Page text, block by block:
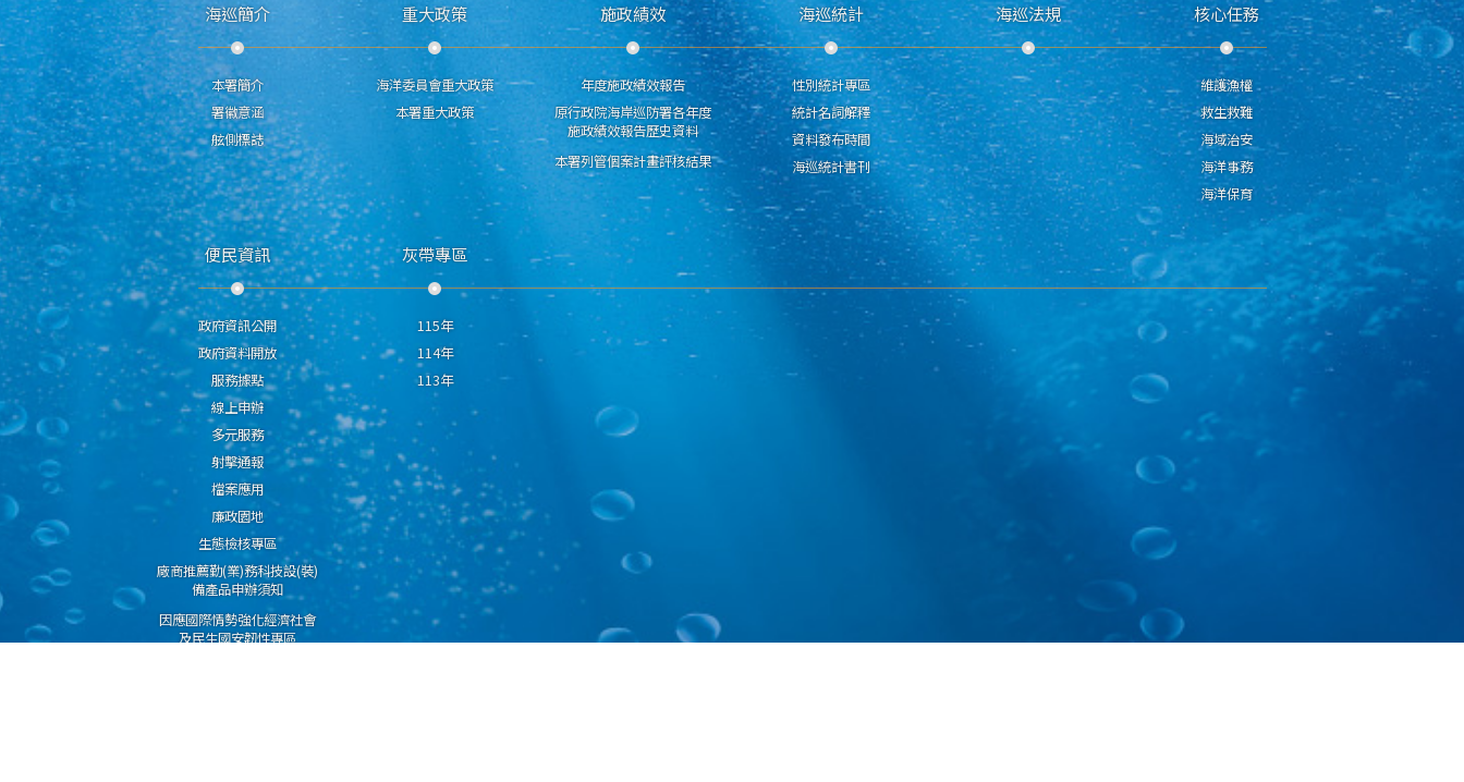
海巡簡介
本署簡介
署徽意涵
舷側標誌
重大政策
海洋委員會重大政策
本署重大政策
施政績效
年度施政績效報告
原行政院海岸巡防署各年度
施政績效報告歷史資料
本署列管個案計畫評核結果
海巡統計
性別統計專區
統計名詞解釋
資料發布時間
海巡統計書刊
海巡法規 核心任務
維護漁權
救生救難
海域治安
海洋事務
海洋保育
便民資訊
政府資訊公開
政府資料開放
服務據點
線上申辦
多元服務
射擊通報
檔案應用
廉政園地
生態檢核專區
廠商推薦勤(業)務科技設(裝)
備產品申辦須知
因應國際情勢強化經濟社會
及民生國安韌性專區
灰帶專區
115年
114年
113年